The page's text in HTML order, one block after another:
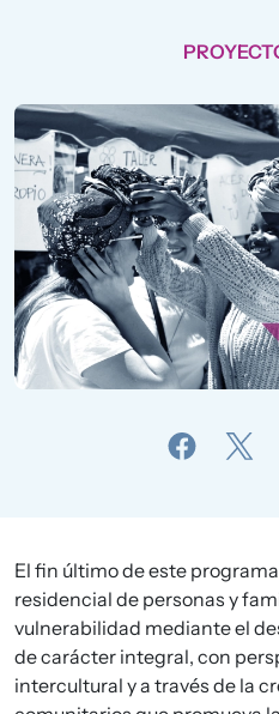
El fin último de este
residencial de personas y
vulnerabilidad mediante el
de carácter integral, con
intercultural y a través de la